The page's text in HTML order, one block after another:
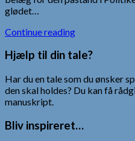
glødet…
Continue reading
Hjælp til din tale?
Har du en tale som du ønsker
den skal holdes? Du kan få
manuskript.
Bliv inspireret…